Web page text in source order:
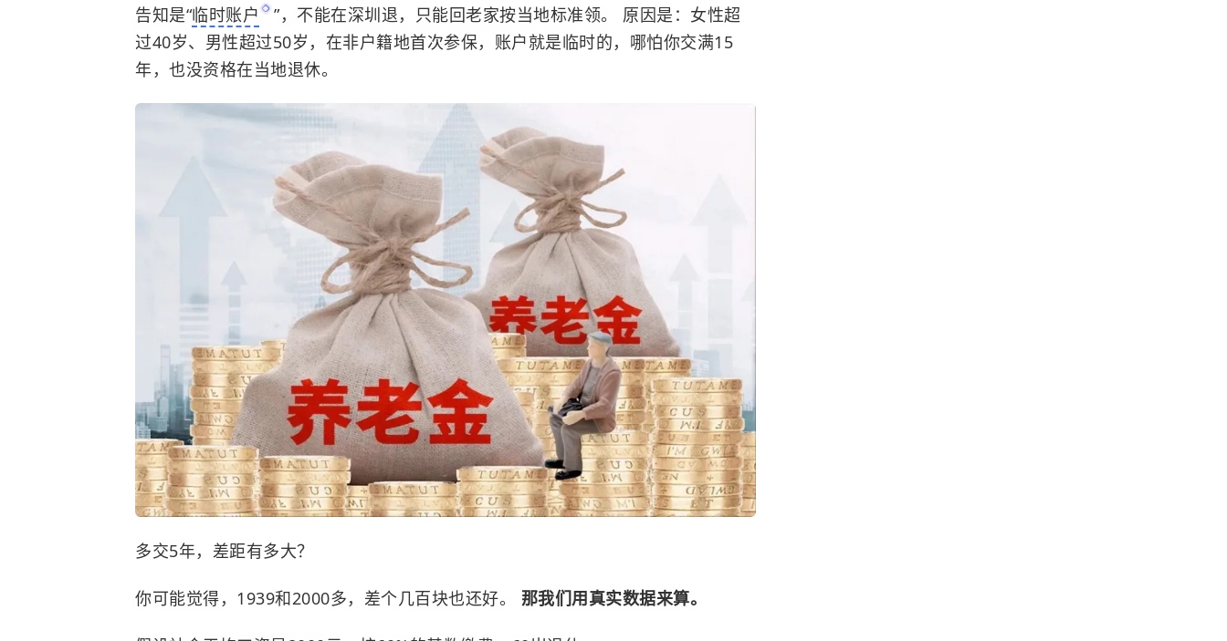
告知是“临时账户
”，不能在深圳退，只能回老家按当地标准领。 原因是：女性超
过40岁、男性超过50岁，在非户籍地首次参保，账户就是临时的，哪怕你交满15
年，也没资格在当地退休。
多交5年，差距有多大？
你可能觉得，1939和2000多，差个几百块也还好。 那我们用真实数据来算。